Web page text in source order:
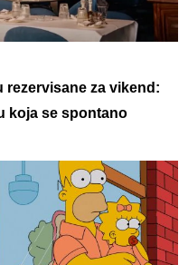
rezervisane za vikend:
koja se spontano